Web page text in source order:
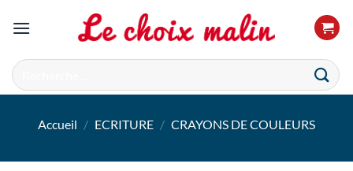
Recherche
pour :
Accueil / ECRITURE / CRAYONS DE COULEURS